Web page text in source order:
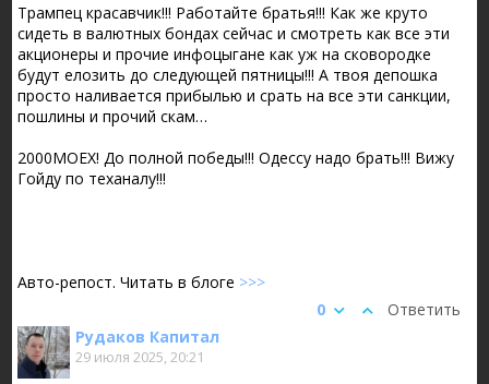
Трампец красавчик!!! Работайте братья!!! Как же круто
сидеть в валютных бондах сейчас и смотреть как все эти
акционеры и прочие инфоцыгане как уж на сковородке
будут елозить до следующей пятницы!!! А твоя депошка
просто наливается прибылью и срать на все эти санкции,
пошлины и прочий скам…
2000MOEX! До полной победы!!! Одессу надо брать!!! Вижу
Гойду по теханалу!!!
Авто-репост. Читать в блоге >>>
Ответить
0
Рудаков Капитал
29 июля 2025, 20:21